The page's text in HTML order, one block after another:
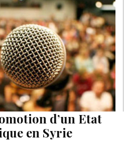
12…
d’un Etat
en Syrie